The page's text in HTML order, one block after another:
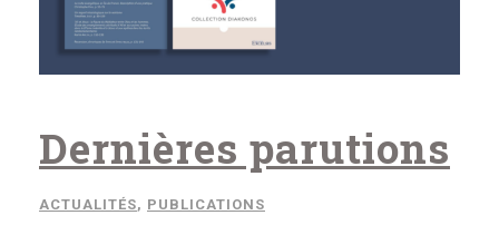
Dernières parutions
ACTUALITÉS, PUBLICATIONS